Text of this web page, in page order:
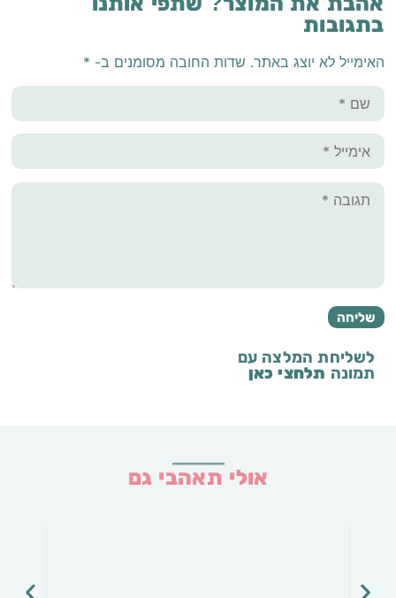
בתגובות
האימייל לא יוצג באתר. שדות החובה מסומנים ב- *
לשליחת המלצה עם
תמונה תלחצי כאן
אולי תאהבי גם